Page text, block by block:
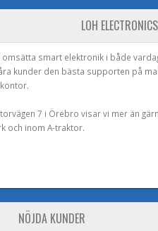
LOH ELECTRONICS
smart elektronik i både
kunder den bästa supporten på
7 i Örebro visar vi mer än
och inom A-traktor.
NÖJDA KUNDER